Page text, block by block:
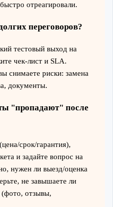
отреагировали.
переговоров?
тестовый выход на
чек-лист и SLA.
снимаете риски: замена
документы.
"пропадают" после
срок/гарантия),
и задайте вопрос на
нужен ли выезд/оценка
не завышаете ли
(фото, отзывы,